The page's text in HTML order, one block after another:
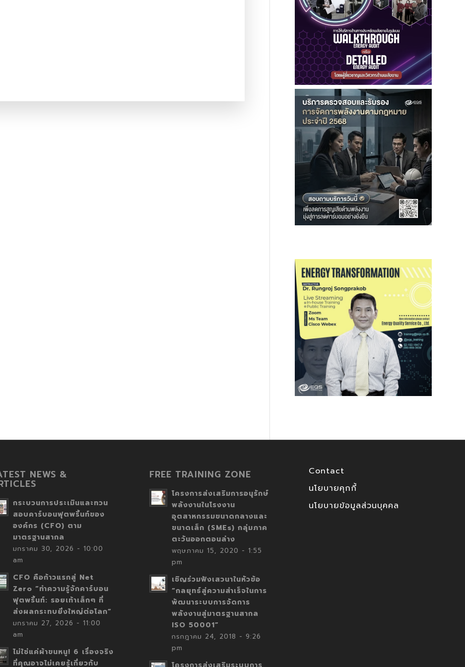
NEWS &
กระบวนการประเมินและทวน
สอบคาร์บอนฟุตพริ้นท์ของ
องค์กร (CFO) ตาม
มาตรฐานสากล
มกราคม 30, 2026 - 10:00
am
CFO คือก้าวแรกสู่ Net
Zero “ทำความรู้จักคาร์บอน
ฟุตพริ้นท์: รอยเท้าเล็กๆ ที่
ส่งผลกระทบยิ่งใหญ่ต่อโลก”
มกราคม 27, 2026 - 11:00
am
ไม่ใช่แค่ผ้าขนหนู! 6 เรื่องจริง
ที่คุณอาจไม่เคยรู้เกี่ยวกับ
FREE TRAINING ZONE
โครงการส่งเสริมการอนุรักษ์
พลังงานในโรงงาน
อุตสาหกรรมขนาดกลางและ
ขนาดเล็ก (SMEs) กลุ่มภาค
ตะวันออกตอนล่าง
พฤษภาคม 15, 2020 - 1:55
pm
เชิญร่วมฟังเสวนาในหัวข้อ
“กลยุทธ์สู่ความสำเร็จในการ
พัฒนาระบบการจัดการ
พลังงานสู่มาตรฐานสากล
ISO 50001”
กรกฎาคม 24, 2018 - 9:26
pm
Contact
นโยบายคุกกี้
นโยบายข้อมูลส่วนบุคคล